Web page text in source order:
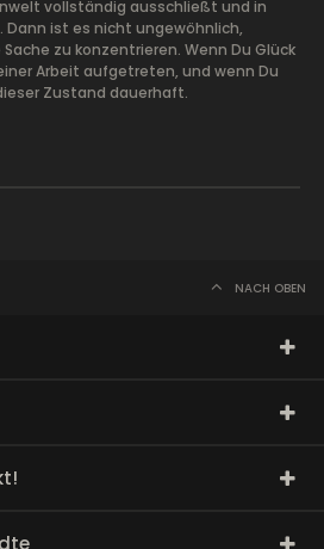
vollständig ausschließt und in
Dann ist es nicht ungewöhnlich,
zu konzentrieren. Wenn Du Glück
Arbeit aufgetreten, und wenn Du
Zustand dauerhaft.
NACH OBEN